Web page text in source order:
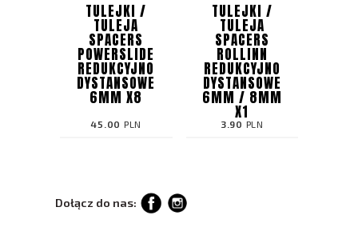
TULEJKI /
TULEJA
SPACERS
POWERSLIDE
REDUKCYJNO
DYSTANSOWE
6MM X8
45.00 PLN
TULEJKI /
TULEJA
SPACERS
ROLLINN
REDUKCYJNO
DYSTANSOWE
6MM / 8MM
X1
3.90 PLN
Dołącz do nas: